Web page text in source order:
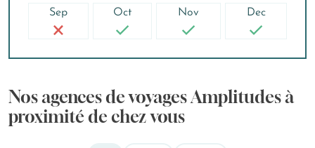
Sep Oct Nov Dec
Nos agences de voyages Amplitudes à
proximité de chez vous